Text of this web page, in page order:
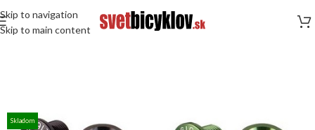
Skip to navigation
Skip to main content
Skladom